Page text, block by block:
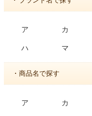
ア カ
ハ マ
・商品名で探す
ア カ